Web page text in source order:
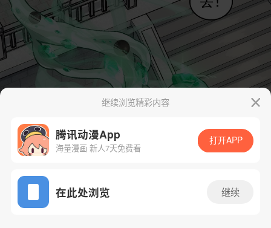
App免费看
继续浏览精彩内容
腾讯动漫App
海量漫画 新人7天免费看
打开APP
在此处浏览 继续